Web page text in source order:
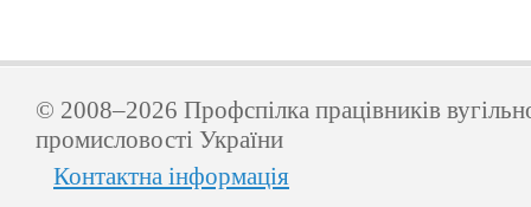
© 2008–2026 Профспілка працівників
промисловості України
Контактна інформація